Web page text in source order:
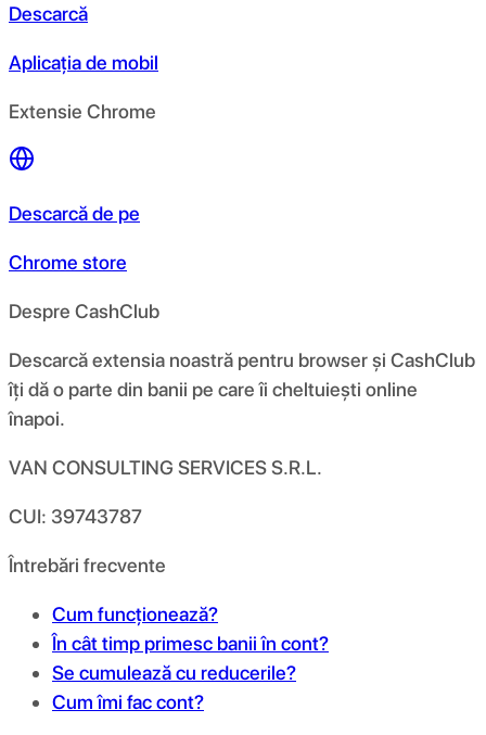
Descarcă
Aplicația de mobil
Extensie Chrome
Descarcă de pe
Chrome store
Despre CashClub
Descarcă extensia noastră pentru browser și CashClub
îți dă o parte din banii pe care îi cheltuiești online
înapoi.
VAN CONSULTING SERVICES S.R.L.
CUI: 39743787
Întrebări frecvente
Cum funcționează?
În cât timp primesc banii în cont?
Se cumulează cu reducerile?
Cum îmi fac cont?